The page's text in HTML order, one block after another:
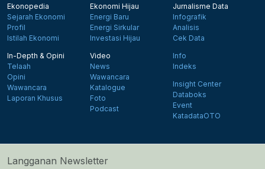
Ekonopedia
Sejarah Ekonomi
Profil
Istilah Ekonomi
Ekonomi Hijau
Energi Baru
Energi Sirkular
Investasi Hijau
Jurnalisme Data
Infografik
Analisis
Cek Data
In-Depth & Opini
Telaah
Opini
Wawancara
Laporan Khusus
Video
News
Wawancara
Katalogue
Foto
Podcast
Info
Indeks
Insight Center
Databoks
Event
KatadataOTO
Langganan Newsletter